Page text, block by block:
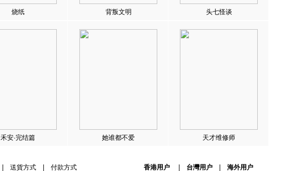
烧纸 背叛文明 头七怪谈
禾安·完结篇 她谁都不爱 天才维修师
送貨方式| 付款方式 香港用户| 台灣用户| 海外用户